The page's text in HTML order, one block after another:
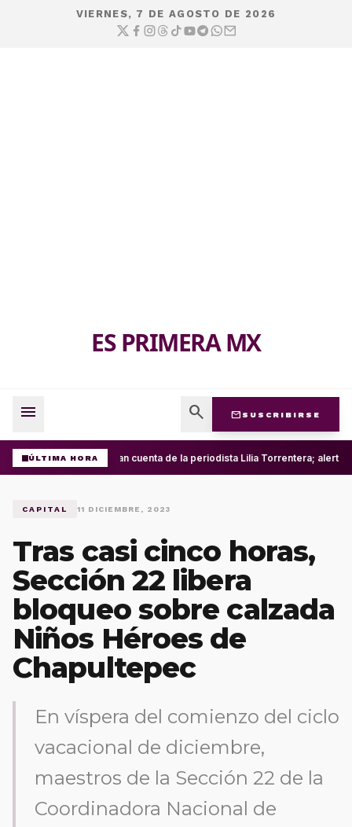
VIERNES, 7 DE AGOSTO DE 2026
ES PRIMERA MX
menu search mail SUSCRIBIRSE
ÚLTIMA HORARoban cuenta de la periodista Lilia Torrentera; alerta
CAPITAL 11 DICIEMBRE, 2023
Tras casi cinco horas,
Sección 22 libera
bloqueo sobre calzada
Niños Héroes de
Chapultepec
En víspera del comienzo del ciclo
vacacional de diciembre,
maestros de la Sección 22 de la
Coordinadora Nacional de